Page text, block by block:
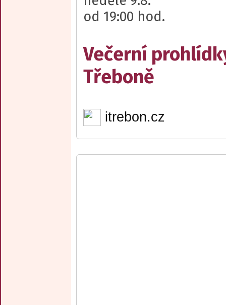
od 19:00 hod.
Večerní
Třeboně
itrebon.cz